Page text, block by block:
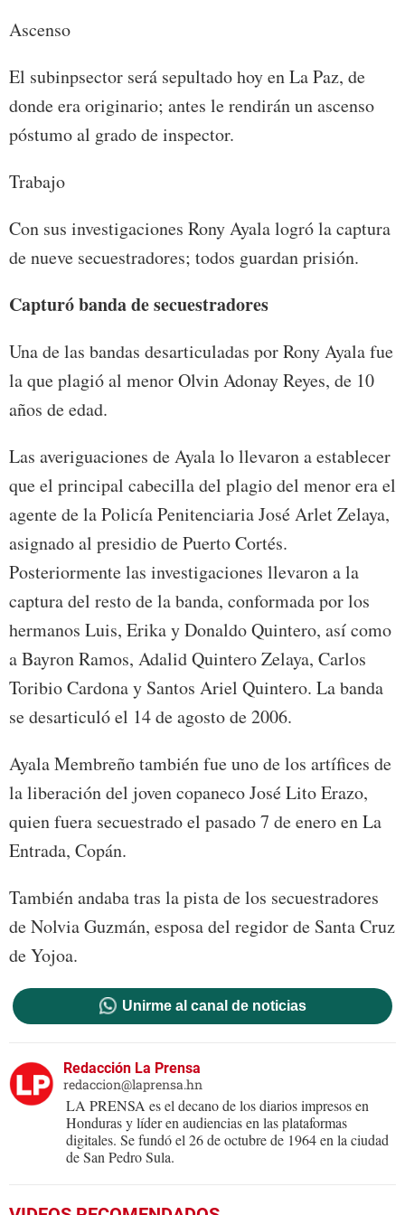
Ascenso
El subinpsector será sepultado hoy en La Paz, de
donde era originario; antes le rendirán un ascenso
póstumo al grado de inspector.
Trabajo
Con sus investigaciones Rony Ayala logró la captura
de nueve secuestradores; todos guardan prisión.
Capturó banda de secuestradores
Una de las bandas desarticuladas por Rony Ayala fue
la que plagió al menor Olvin Adonay Reyes, de 10
años de edad.
Las averiguaciones de Ayala lo llevaron a establecer
que el principal cabecilla del plagio del menor era el
agente de la Policía Penitenciaria José Arlet Zelaya,
asignado al presidio de Puerto Cortés.
Posteriormente las investigaciones llevaron a la
captura del resto de la banda, conformada por los
hermanos Luis, Erika y Donaldo Quintero, así como
a Bayron Ramos, Adalid Quintero Zelaya, Carlos
Toribio Cardona y Santos Ariel Quintero. La banda
se desarticuló el 14 de agosto de 2006.
Ayala Membreño también fue uno de los artífices de
la liberación del joven copaneco José Lito Erazo,
quien fuera secuestrado el pasado 7 de enero en La
Entrada, Copán.
También andaba tras la pista de los secuestradores
de Nolvia Guzmán, esposa del regidor de Santa Cruz
de Yojoa.
Unirme al canal de noticias
Redacción La Prensa
redaccion@laprensa.hn
LA PRENSA es el decano de los diarios impresos en
Honduras y líder en audiencias en las plataformas
digitales. Se fundó el 26 de octubre de 1964 en la ciudad
de San Pedro Sula.